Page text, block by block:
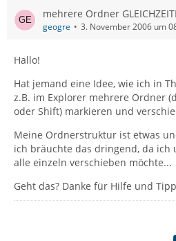
mehrere Ordner
geogre 3. November 2006 um
Hallo!
Hat jemand eine Idee, wie ich in
z.B. im Explorer mehrere Ordner
oder Shift) markieren und
Meine Ordnerstruktur ist etwas
ich bräuchte das dringend, da ich
alle einzeln verschieben möchte...
Geht das? Danke für Hilfe und